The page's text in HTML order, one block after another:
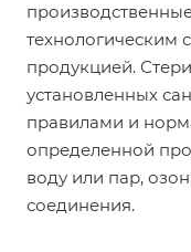
технологическим
продукцией.
установленных
правилами и
определенной
воду или пар,
соединения.